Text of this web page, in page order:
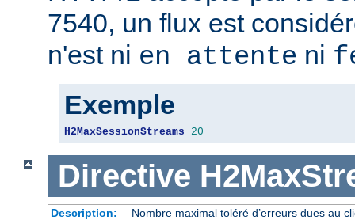
7540, un flux est
n'est ni en attente ni
Exemple
H2MaxSessionStreams 20
Directive
Description:
Nombre maximal toléré d’erreurs dues au